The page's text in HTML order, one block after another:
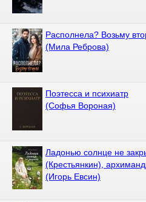
Располнела? Возьму
(Мила Реброва)
Поэтесса и психиатр
(Софья Вороная)
Ладонью солнце не
(Крестьянкин),
(Игорь Евсин)